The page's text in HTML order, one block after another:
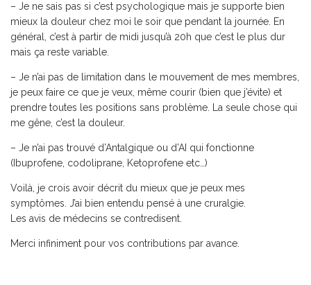
– Je ne sais pas si c’est psychologique mais je supporte bien
mieux la douleur chez moi le soir que pendant la journée. En
général, c’est à partir de midi jusqu’à 20h que c’est le plus dur
mais ça reste variable.
– Je n’ai pas de limitation dans le mouvement de mes membres,
je peux faire ce que je veux, même courir (bien que j’évite) et
prendre toutes les positions sans problème. La seule chose qui
me gêne, c’est la douleur.
– Je n’ai pas trouvé d’Antalgique ou d’AI qui fonctionne
(Ibuprofene, codoliprane, Ketoprofene etc…)
Voilà, je crois avoir décrit du mieux que je peux mes
symptômes. J’ai bien entendu pensé à une cruralgie.
Les avis de médecins se contredisent.
Merci infiniment pour vos contributions par avance.